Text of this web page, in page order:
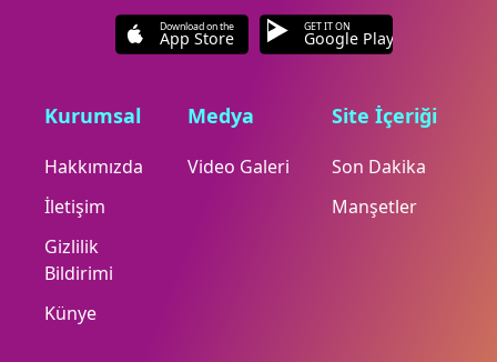
Download on the
App Store
GET IT ON
Google Play
Kurumsal
Hakkımızda
İletişim
Gizlilik
Bildirimi
Künye
Medya
Video Galeri
Site İçeriği
Son Dakika
Manşetler